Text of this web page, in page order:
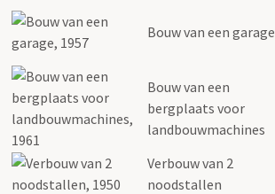
Bouw van een garage
Bouw van een
bergplaats voor
landbouwmachines
Verbouw van 2
noodstallen